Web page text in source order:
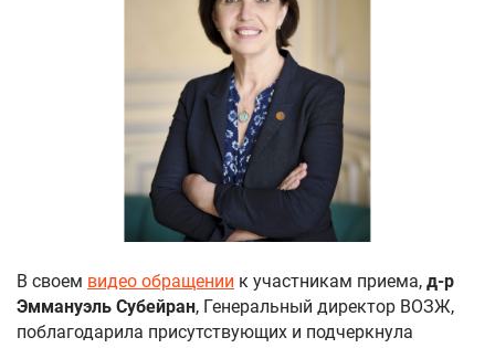
В своем видео обращении к участникам приема,д-р
Эммануэль Субейран, Генеральный директор ВОЗЖ,
поблагодарила присутствующих и подчеркнула